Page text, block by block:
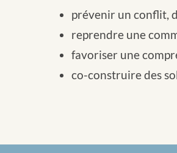
prévenir un conflit,
reprendre une
favoriser une
co-construire des